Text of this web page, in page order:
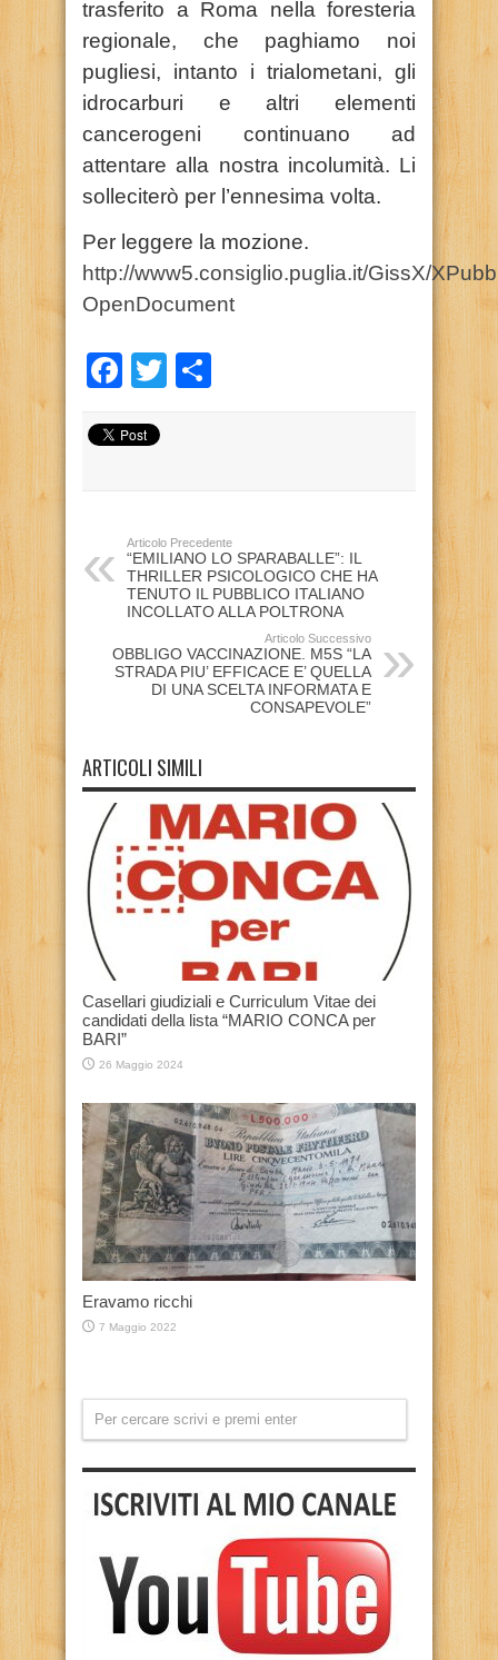
trasferito a Roma nella foresteria
regionale, che paghiamo noi
pugliesi, intanto i trialometani, gli
idrocarburi e altri elementi
cancerogeni continuano ad
attentare alla nostra incolumità. Li
solleciterò per l’ennesima volta.
Per leggere la mozione.
http://www5.consiglio.puglia.it/GissX/
OpenDocument
Facebook
Twitter
Articolo Precedente
“EMILIANO LO SPARABALLE”: IL
THRILLER PSICOLOGICO CHE HA
TENUTO IL PUBBLICO ITALIANO
INCOLLATO ALLA POLTRONA
Articolo Successivo
OBBLIGO VACCINAZIONE. M5S “LA
STRADA PIU’ EFFICACE E’ QUELLA
DI UNA SCELTA INFORMATA E
CONSAPEVOLE”
ARTICOLI SIMILI
Casellari giudiziali e Curriculum Vitae dei
candidati della lista “MARIO CONCA per
BARI”
26 Maggio 2024
Eravamo ricchi
7 Maggio 2022